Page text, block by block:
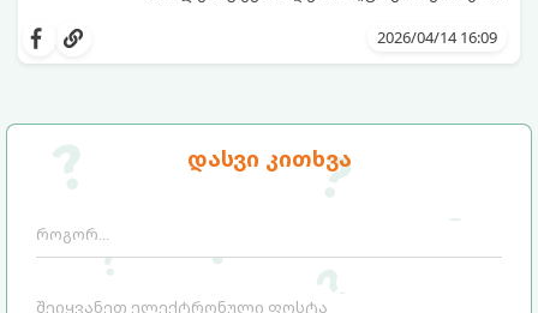
დასვი კითხვა
წვენების ან მკაცრი დიეტების მეშვეობით.
მათი ეფექტი და რას ფიქრობს ამაზე
2026/04/14 16:09